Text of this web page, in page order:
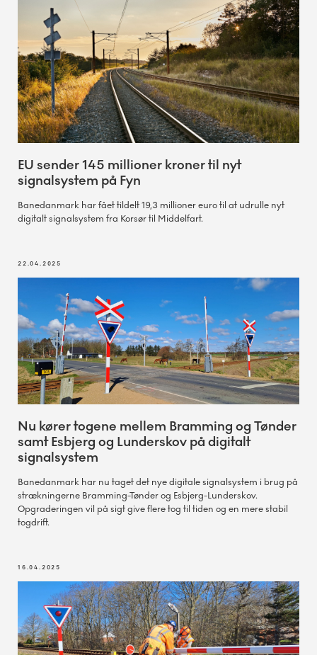
EU sender 145 millioner kroner til nyt
signalsystem på Fyn
Banedanmark har fået tildelt 19,3 millioner euro til at udrulle nyt
digitalt signalsystem fra Korsør til Middelfart.
22.04.2025
Nu kører togene mellem Bramming og Tønder
samt Esbjerg og Lunderskov på digitalt
signalsystem
Banedanmark har nu taget det nye digitale signalsystem i brug på
strækningerne Bramming-Tønder og Esbjerg-Lunderskov.
Opgraderingen vil på sigt give flere tog til tiden og en mere stabil
togdrift.
16.04.2025